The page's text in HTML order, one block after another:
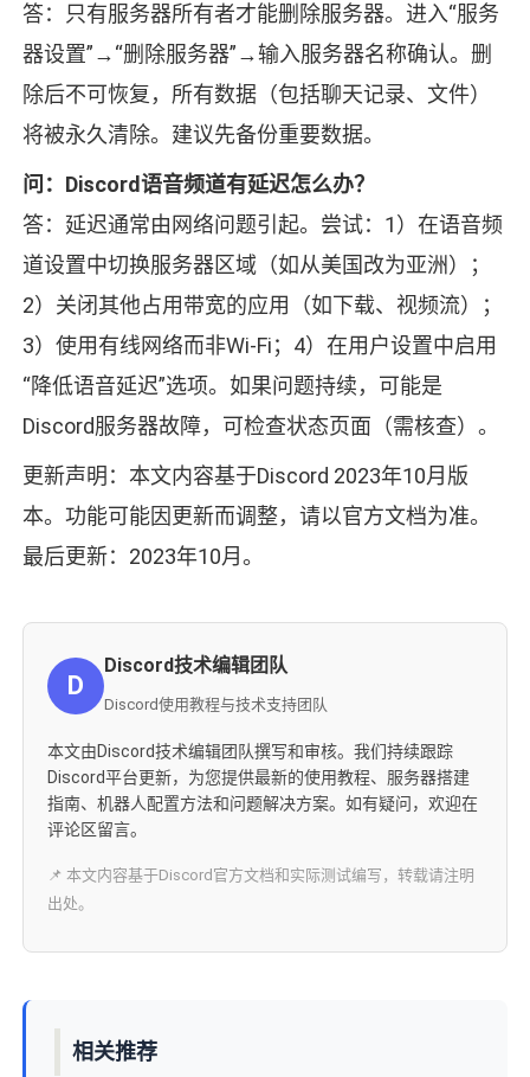
答：只有服务器所有者才能删除服务器。进入“服务
器设置”→“删除服务器”→输入服务器名称确认。删
除后不可恢复，所有数据（包括聊天记录、文件）
将被永久清除。建议先备份重要数据。
问：Discord语音频道有延迟怎么办？
答：延迟通常由网络问题引起。尝试：1）在语音频
道设置中切换服务器区域（如从美国改为亚洲）；
2）关闭其他占用带宽的应用（如下载、视频流）；
3）使用有线网络而非Wi-Fi；4）在用户设置中启用
“降低语音延迟”选项。如果问题持续，可能是
Discord服务器故障，可检查状态页面（需核查）。
更新声明：本文内容基于Discord 2023年10月版
本。功能可能因更新而调整，请以官方文档为准。
最后更新：2023年10月。
D
Discord技术编辑团队
Discord使用教程与技术支持团队
本文由Discord技术编辑团队撰写和审核。我们持续跟踪
Discord平台更新，为您提供最新的使用教程、服务器搭建
指南、机器人配置方法和问题解决方案。如有疑问，欢迎在
评论区留言。
📌 本文内容基于Discord官方文档和实际测试编写，转载请注明
出处。
相关推荐